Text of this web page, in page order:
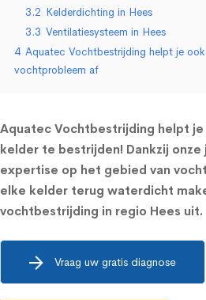
3.2 Kelderdichting in Hees
3.3 Ventilatiesysteem in Hees
4 Aquatec Vochtbestrijding helpt je
vochtprobleem af
Aquatec Vochtbestrijding helpt
kelder te bestrijden! Dankzij onze
expertise op het gebied van
elke kelder terug waterdicht
vochtbestrijding in regio Hees uit.
Vraag uw gratis diagnose